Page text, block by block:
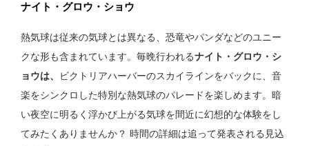
ナイト・グロウ・ショウ
熱気球は従来の気球とは異なる、恐竜やパンダなどのユニー
クな形も含まれています。毎晩行われるナイト・グロウ・シ
ョウは、 ビクトリアハーバーのスカイラインをバックに、音
楽をシンクロした特別な熱気球のパレードを楽しめます。暗
い夜空に明るく浮かび上がる気球を間近に幻想的な体験をし
てみたくありませんか？ 時間の詳細は追って発表される見込